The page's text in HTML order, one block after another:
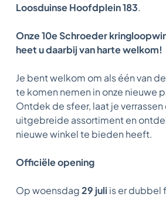
Loosduinse Hoofdplein 183.
Onze 10e Schroeder
heet u daarbij van harte welkom!
Je bent welkom om als één van
te komen nemen in onze nieuwe
Ontdek de sfeer, laat je verrassen
uitgebreide assortiment en
nieuwe winkel te bieden heeft.
Officiële opening
Op woensdag29 juli is er dubbel